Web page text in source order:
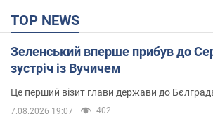
TOP NEWS
Зеленський вперше прибув до
зустріч із Вучичем
Це перший візит глави держави до
7.08.2026 19:07 402